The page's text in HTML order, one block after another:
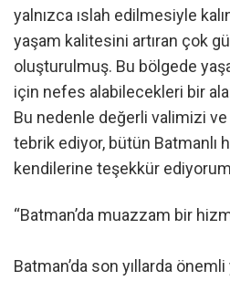
yalnızca ıslah edilmesiyle
yaşam kalitesini artıran çok
oluşturulmuş. Bu bölgede
için nefes alabilecekleri bir
Bu nedenle değerli valimizi
tebrik ediyor, bütün Batmanlı
kendilerine teşekkür
“Batman’da muazzam bir
Batman’da son yıllarda önemli